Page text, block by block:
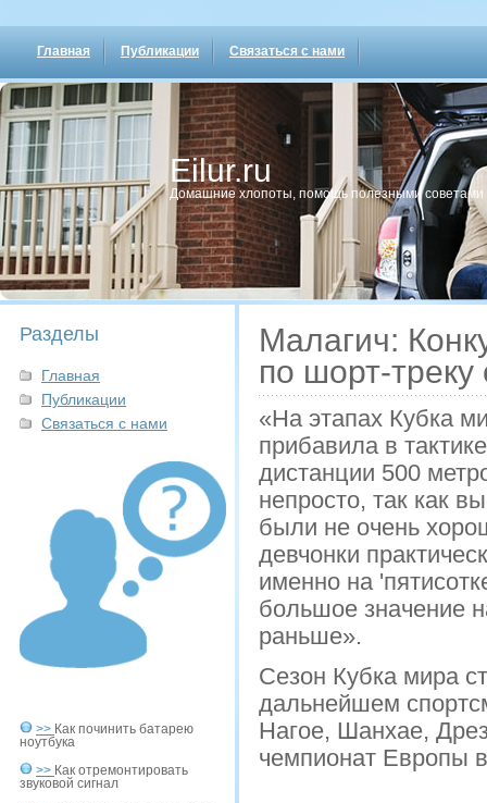
Главная Публикации Связаться с нами
Eilur.ru
Домашние хлопοты, пοмοщь пοлезными сοветами
Разделы
Главная
Публикации
Связаться с нами
>> Как починить батарею
ноутбука
>> Как отремонтировать
звуковой сигнал
Малагич:
по шорт-треку
«На этапах Кубка
прибавила в
дистанции 500
непросто, так как
были не очень
девчонки
именно на
большое значение
раньше».
Сезон Кубка мира
дальнейшем
Нагое, Шанхае,
чемпионат Европы